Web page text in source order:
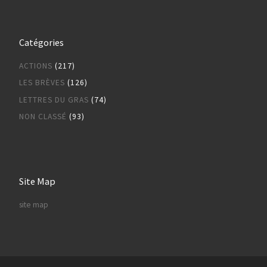
Catégories
ACTIONS (217)
LES BRÈVES (126)
LETTRES DU GRAS (74)
NON CLASSÉ (93)
Site Map
site map